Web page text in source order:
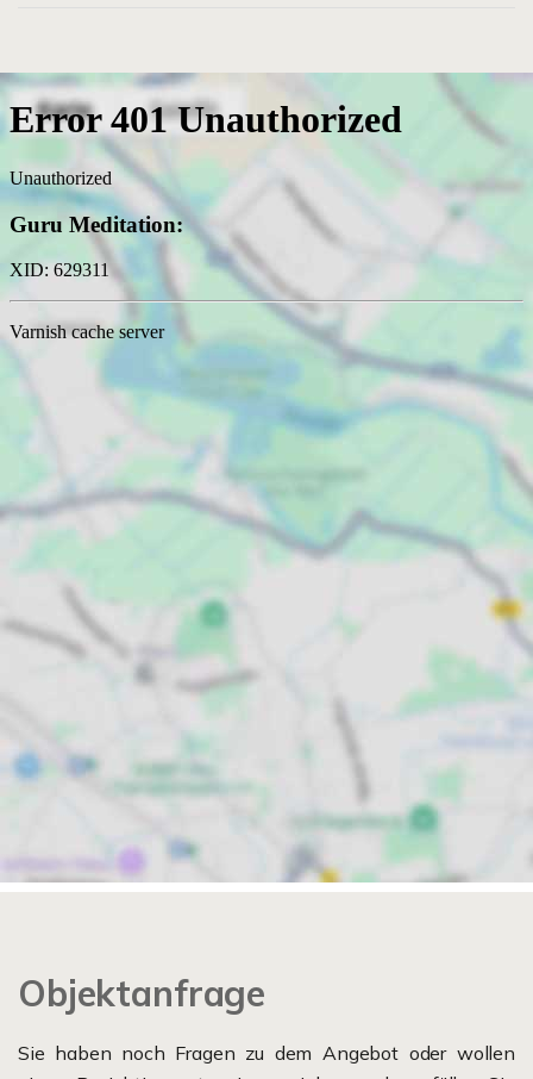
Objektanfrage
Sie haben noch Fragen zu dem Angebot oder wollen